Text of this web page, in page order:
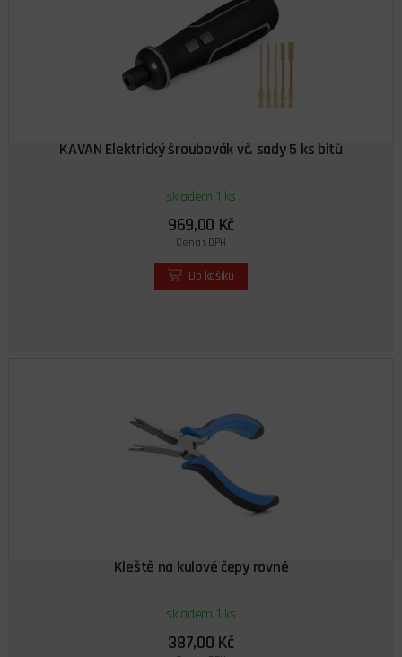
KAVAN Elektrický šroubovák vč. sady 5 ks bitů
skladem 1 ks
969,00 Kč
Cena s DPH
Do košíku
Kleště na kulové čepy rovné
skladem 1 ks
387,00 Kč